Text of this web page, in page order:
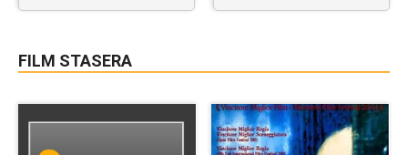
FILM STASERA